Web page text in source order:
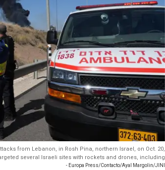
from Lebanon, in Rosh Pina, northern Israel, on Oct. 20,
several Israeli sites with rockets and drones, including
- Europa Press/Contacto/Ayal Margolin/JINI